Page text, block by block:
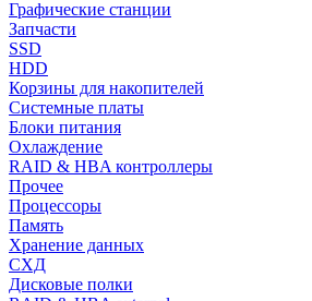
Графические станции
Запчасти
SSD
HDD
Корзины для накопителей
Системные платы
Блоки питания
Охлаждение
RAID & HBA контроллеры
Прочее
Процессоры
Память
Хранение данных
СХД
Дисковые полки